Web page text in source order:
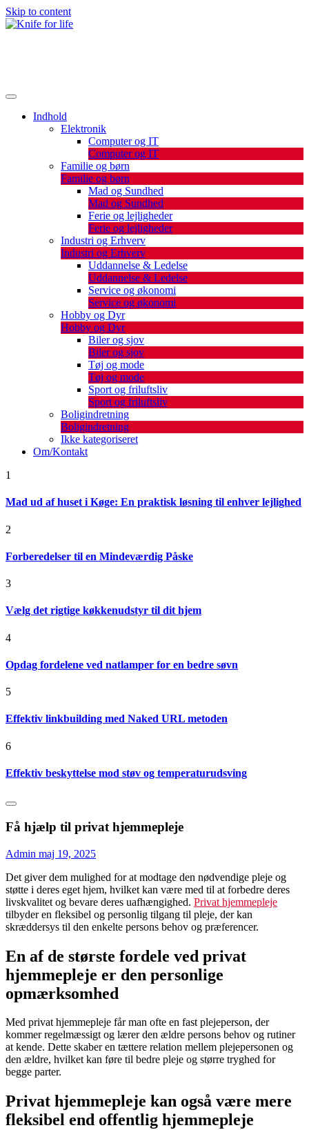
Skip to content
Indhold
Elektronik
Computer og IT
Computer og IT
Familie og børn
Familie og børn
Mad og Sundhed
Mad og Sundhed
Ferie og lejligheder
Ferie og lejligheder
Industri og Erhverv
Industri og Erhverv
Uddannelse & Ledelse
Uddannelse & Ledelse
Service og økonomi
Service og økonomi
Hobby og Dyr
Hobby og Dyr
Biler og sjov
Biler og sjov
Tøj og mode
Tøj og mode
Sport og friluftsliv
Sport og friluftsliv
Boligindretning
Boligindretning
Ikke kategoriseret
Om/Kontakt
1
Mad ud af huset i Køge: En praktisk løsning til enhver lejlighed
2
Forberedelser til en Mindeværdig Påske
3
Vælg det rigtige køkkenudstyr til dit hjem
4
Opdag fordelene ved natlamper for en bedre søvn
5
Effektiv linkbuilding med Naked URL metoden
6
Effektiv beskyttelse mod støv og temperaturudsving
Få hjælp til privat hjemmepleje
Admin maj 19, 2025
Det giver dem mulighed for at modtage den nødvendige pleje og
støtte i deres eget hjem, hvilket kan være med til at forbedre deres
livskvalitet og bevare deres uafhængighed. Privat hjemmepleje
tilbyder en fleksibel og personlig tilgang til pleje, der kan
skræddersys til den enkelte persons behov og præferencer.
En af de største fordele ved privat
hjemmepleje er den personlige
opmærksomhed
Med privat hjemmepleje får man ofte en fast plejeperson, der
kommer regelmæssigt og lærer den ældre persons behov og rutiner
at kende. Dette skaber en tættere relation mellem plejepersonen og
den ældre, hvilket kan føre til bedre pleje og større tryghed for
begge parter.
Privat hjemmepleje kan også være mere
fleksibel end offentlig hjemmepleje